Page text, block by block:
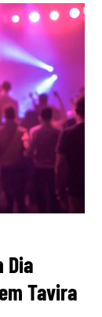
Dia
Tavira